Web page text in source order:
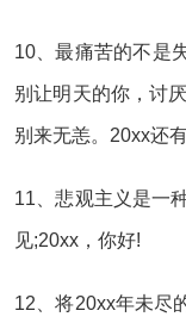
10、最痛苦的不是
别让明天的你，讨
别来无恙。20xx还
11、悲观主义是一
见;20xx，你好!
12、将20xx年未尽